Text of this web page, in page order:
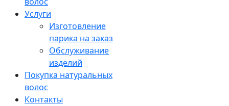
Услуги
Изготовление
парика на заказ
Обслуживание
изделий
Покупка натуральных
волос
Контакты